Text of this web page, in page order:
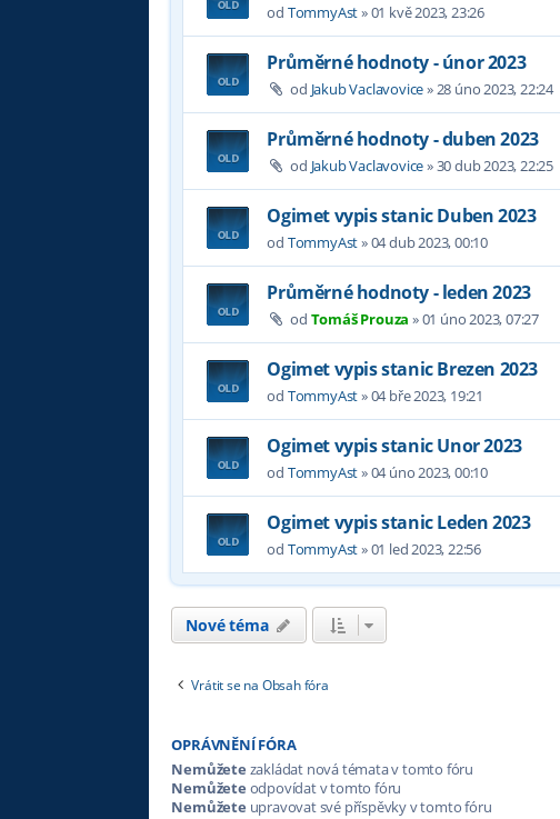
od TommyAst»01 kvě 2023, 23:26
Průměrné hodnoty - únor 2023
od Jakub Vaclavovice»28 úno 2023, 22:24
Průměrné hodnoty - duben 2023
od Jakub Vaclavovice»30 dub 2023, 22:25
Ogimet vypis stanic Duben 2023
od TommyAst»04 dub 2023, 00:10
Průměrné hodnoty - leden 2023
od Tomáš Prouza »01 úno 2023, 07:27
Ogimet vypis stanic Brezen 2023
od TommyAst»04 bře 2023, 19:21
Ogimet vypis stanic Unor 2023
od TommyAst»04 úno 2023, 00:10
Ogimet vypis stanic Leden 2023
od TommyAst»01 led 2023, 22:56
Nové téma
Vrátit se na Obsah fóra
OPRÁVNĚNÍ FÓRA
Nemůžete zakládat nová témata v tomto fóru
Nemůžete odpovídat v tomto fóru
Nemůžete upravovat své příspěvky v tomto fóru